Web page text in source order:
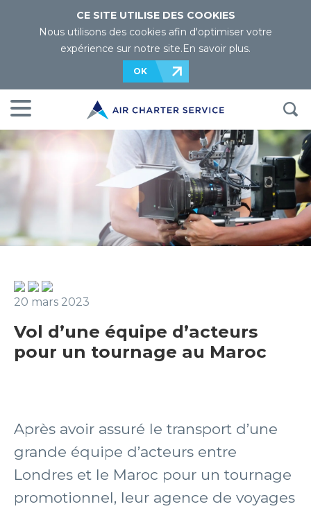
CE SITE UTILISE DES COOKIES
Nous utilisons des cookies afin d'optimiser votre
expérience sur notre site.En savoir plus.
OK
20 mars 2023
Vol d’une équipe d’acteurs
pour un tournage au Maroc
Après avoir assuré le transport d’une
grande équipe d’acteurs entre
Londres et le Maroc pour un tournage
promotionnel, leur agence de voyages